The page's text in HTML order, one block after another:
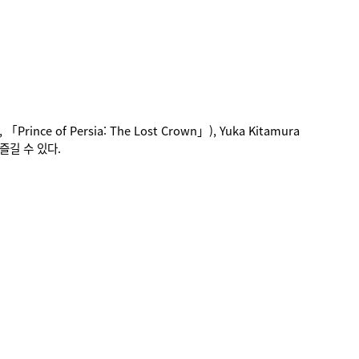
, 「Prince of Persia: The Lost Crown」), Yuka Kitamura
길 수 있다.